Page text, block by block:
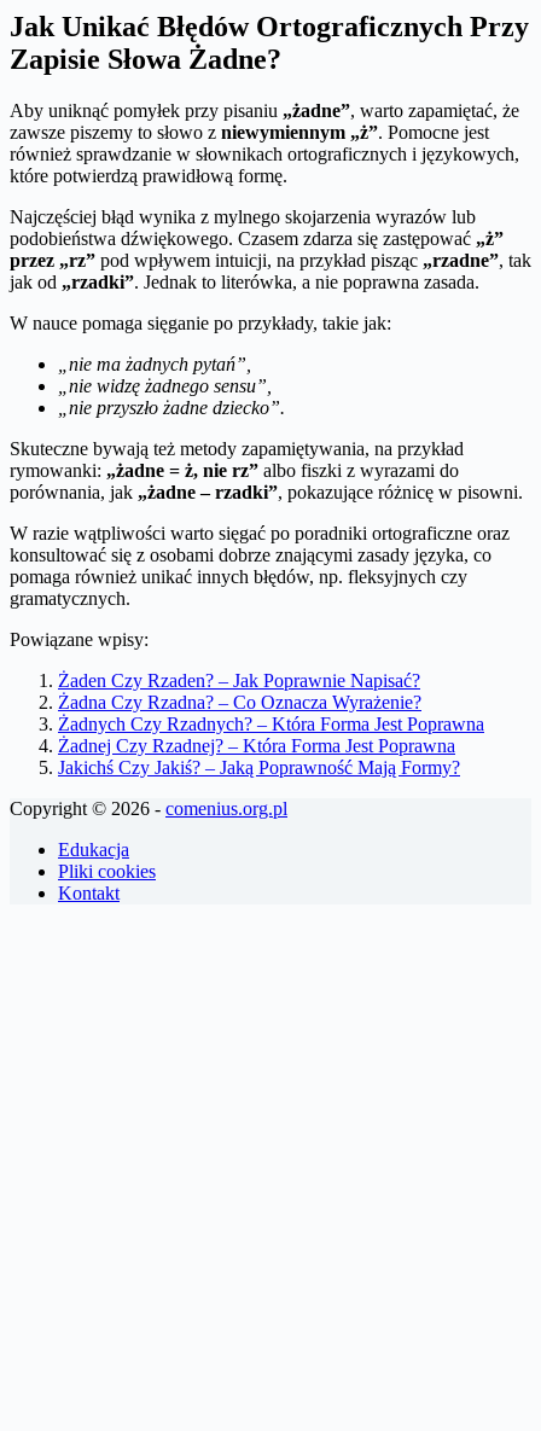
Jak Unikać Błędów Ortograficznych Przy
Zapisie Słowa Żadne?
Aby uniknąć pomyłek przy pisaniu „żadne”, warto zapamiętać, że
zawsze piszemy to słowo z niewymiennym „ż”. Pomocne jest
również sprawdzanie w słownikach ortograficznych i językowych,
które potwierdzą prawidłową formę.
Najczęściej błąd wynika z mylnego skojarzenia wyrazów lub
podobieństwa dźwiękowego. Czasem zdarza się zastępować „ż”
przez „rz” pod wpływem intuicji, na przykład pisząc „rzadne”, tak
jak od „rzadki”. Jednak to literówka, a nie poprawna zasada.
W nauce pomaga sięganie po przykłady, takie jak:
„nie ma żadnych pytań”,
„nie widzę żadnego sensu”,
„nie przyszło żadne dziecko”.
Skuteczne bywają też metody zapamiętywania, na przykład
rymowanki: „żadne = ż, nie rz” albo fiszki z wyrazami do
porównania, jak „żadne – rzadki”, pokazujące różnicę w pisowni.
W razie wątpliwości warto sięgać po poradniki ortograficzne oraz
konsultować się z osobami dobrze znającymi zasady języka, co
pomaga również unikać innych błędów, np. fleksyjnych czy
gramatycznych.
Powiązane wpisy:
Żaden Czy Rzaden? – Jak Poprawnie Napisać?
Żadna Czy Rzadna? – Co Oznacza Wyrażenie?
Żadnych Czy Rzadnych? – Która Forma Jest Poprawna
Żadnej Czy Rzadnej? – Która Forma Jest Poprawna
Jakichś Czy Jakiś? – Jaką Poprawność Mają Formy?
Copyright © 2026 - comenius.org.pl
Edukacja
Pliki cookies
Kontakt